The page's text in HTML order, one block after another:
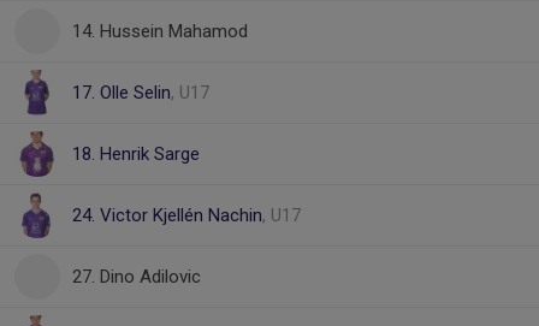
14. Hussein Mahamod
17. Olle Selin, U17
18. Henrik Sarge
24. Victor Kjellén Nachin, U17
27. Dino Adilovic